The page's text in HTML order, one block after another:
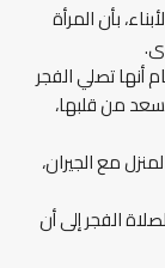
بأن المرأة
أنها تصلي الفجر
من قلبها،
مع الجيران،
الفجر إلى أن